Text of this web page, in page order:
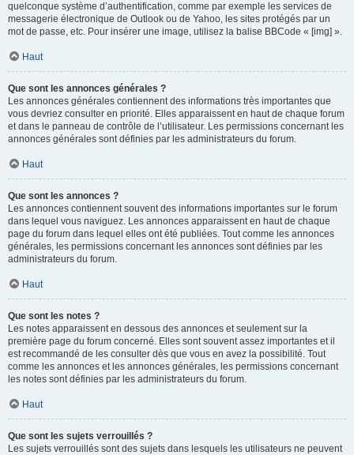
quelconque système d’authentification, comme par exemple les services de
messagerie électronique de Outlook ou de Yahoo, les sites protégés par un
mot de passe, etc. Pour insérer une image, utilisez la balise BBCode « [img] ».
Haut
Que sont les annonces générales ?
Les annonces générales contiennent des informations très importantes que
vous devriez consulter en priorité. Elles apparaissent en haut de chaque forum
et dans le panneau de contrôle de l’utilisateur. Les permissions concernant les
annonces générales sont définies par les administrateurs du forum.
Haut
Que sont les annonces ?
Les annonces contiennent souvent des informations importantes sur le forum
dans lequel vous naviguez. Les annonces apparaissent en haut de chaque
page du forum dans lequel elles ont été publiées. Tout comme les annonces
générales, les permissions concernant les annonces sont définies par les
administrateurs du forum.
Haut
Que sont les notes ?
Les notes apparaissent en dessous des annonces et seulement sur la
première page du forum concerné. Elles sont souvent assez importantes et il
est recommandé de les consulter dès que vous en avez la possibilité. Tout
comme les annonces et les annonces générales, les permissions concernant
les notes sont définies par les administrateurs du forum.
Haut
Que sont les sujets verrouillés ?
Les sujets verrouillés sont des sujets dans lesquels les utilisateurs ne peuvent